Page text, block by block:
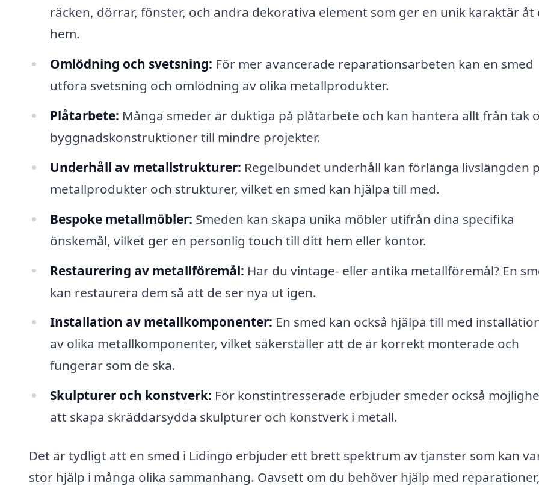
räcken, dörrar, fönster, och andra dekorativa element som ger en unik karaktär åt
hem.
Omlödning och svetsning: För mer avancerade reparationsarbeten kan en smed
utföra svetsning och omlödning av olika metallprodukter.
Plåtarbete: Många smeder är duktiga på plåtarbete och kan hantera allt från tak
byggnadskonstruktioner till mindre projekter.
Underhåll av metallstrukturer: Regelbundet underhåll kan förlänga livslängden
metallprodukter och strukturer, vilket en smed kan hjälpa till med.
Bespoke metallmöbler: Smeden kan skapa unika möbler utifrån dina specifika
önskemål, vilket ger en personlig touch till ditt hem eller kontor.
Restaurering av metallföremål: Har du vintage- eller antika metallföremål? En
kan restaurera dem så att de ser nya ut igen.
Installation av metallkomponenter: En smed kan också hjälpa till med
av olika metallkomponenter, vilket säkerställer att de är korrekt monterade och
fungerar som de ska.
Skulpturer och konstverk: För konstintresserade erbjuder smeder också
att skapa skräddarsydda skulpturer och konstverk i metall.
Det är tydligt att en smed i Lidingö erbjuder ett brett spektrum av tjänster som kan
stor hjälp i många olika sammanhang. Oavsett om du behöver hjälp med reparationer,